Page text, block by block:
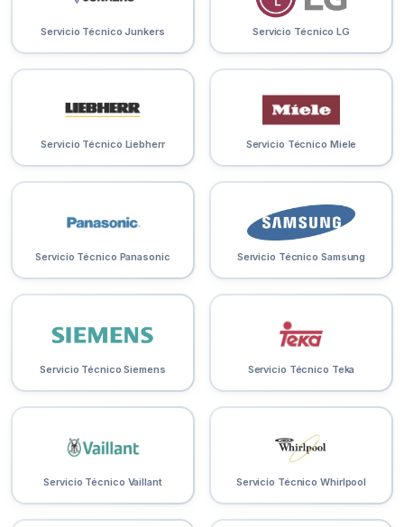
Servicio Técnico Junkers Servicio Técnico LG
Servicio Técnico Liebherr Servicio Técnico Miele
Servicio Técnico Panasonic Servicio Técnico Samsung
Servicio Técnico Siemens Servicio Técnico Teka
Servicio Técnico Vaillant Servicio Técnico Whirlpool